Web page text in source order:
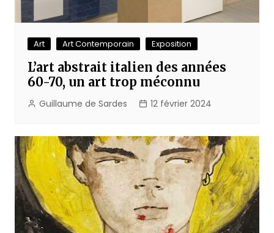
Art Art Contemporain Exposition
L’art abstrait italien des années
60-70, un art trop méconnu
Guillaume de Sardes 12 février 2024